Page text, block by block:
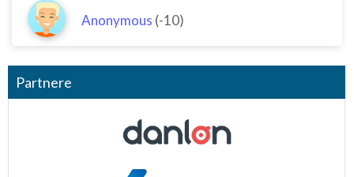
Anonymous (-10)
Partnere